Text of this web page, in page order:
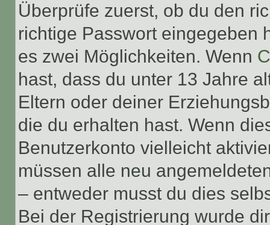
Überprüfe zuerst, ob du den
richtige Passwort eingegeben
es zwei Möglichkeiten. Wenn
hast, dass du unter 13 Jahre
Eltern oder deiner
die du erhalten hast. Wenn
Benutzerkonto vielleicht
müssen alle neu
– entweder musst du dies
Bei der Registrierung wurde